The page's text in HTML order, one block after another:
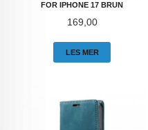
FOR IPHONE 17 BRUN
Pris
169,00
LES MER